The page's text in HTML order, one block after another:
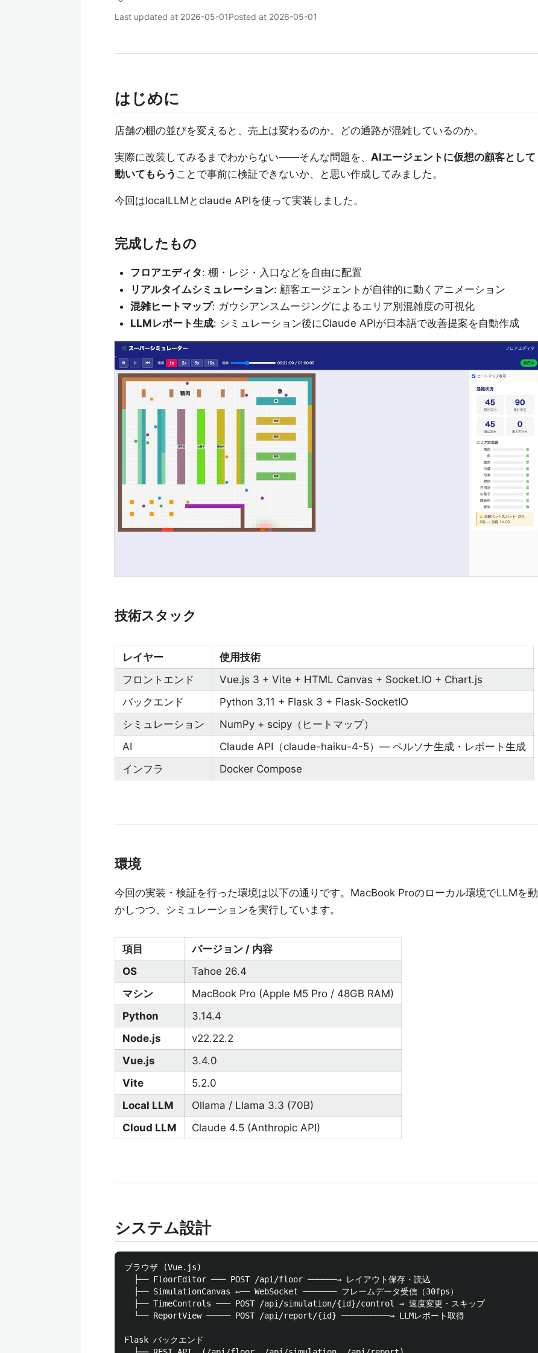
Last updated at 2026-05-01Posted at 2026-05-01
はじめに
店舗の棚の並びを変えると、売上は変わるのか。どの通路が混雑しているのか。
実際に改装してみるまでわからない——そんな問題を、 AIエージェントに仮想の顧客として
動いてもらう ことで事前に検証できないか、と思い作成してみました。
今回はlocalLLMとclaude APIを使って実装しました。
完成したもの
フロアエディタ: 棚・レジ・入口などを自由に配置
リアルタイムシミュレーション: 顧客エージェントが自律的に動くアニメーション
混雑ヒートマップ: ガウシアンスムージングによるエリア別混雑度の可視化
LLMレポート生成: シミュレーション後にClaude APIが日本語で改善提案を自動作成
技術スタック
レイヤー
使用技術
フロントエンド
Vue.js 3 + Vite + HTML Canvas + Socket.IO + Chart.js
バックエンド
Python 3.11 + Flask 3 + Flask-SocketIO
シミュレーション
NumPy + scipy（ヒートマップ）
AI
Claude API（claude-haiku-4-5）— ペルソナ生成・レポート生成
インフラ
Docker Compose
環境
今回の実装・検証を行った環境は以下の通りです。MacBook Proのローカル環境でLLMを動
かしつつ、シミュレーションを実行しています。
項目
バージョン / 内容
OS
Tahoe 26.4
マシン
MacBook Pro (Apple M5 Pro / 48GB RAM)
Python
3.14.4
Node.js
v22.22.2
Vue.js
3.4.0
Vite
5.2.0
Local LLM
Ollama / Llama 3.3 (70B)
Cloud LLM
Claude 4.5 (Anthropic API)
システム設計
ブラウザ (Vue.js)
  ├── FloorEditor ─── POST /api/floor ──────→ レイアウト保存・読込
  ├── SimulationCanvas ←── WebSocket ─────── フレームデータ受信（30fps）
  ├── TimeControls ─── POST /api/simulation/{id}/control → 速度変更・スキップ
  └── ReportView ───── POST /api/report/{id} ──────────→ LLMレポート取得
Flask バックエンド